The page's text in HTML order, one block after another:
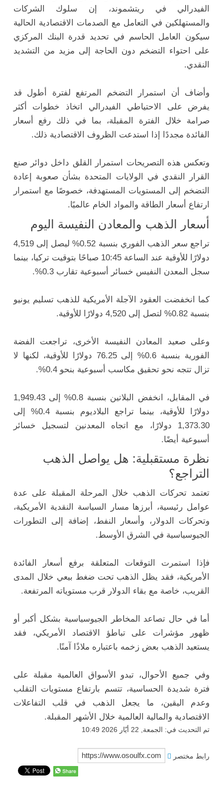
الفيدرالي في ريتشموند، إن سلوك الشركات
والمستهلكين في التعامل مع الصدمات الاقتصادية الحالية
سيكون العامل الحاسم في تحديد قدرة البنك المركزي
على احتواء التضخم دون الحاجة إلى مزيد من التشديد
النقدي.
وأضاف أن استمرار التضخم المرتفع لفترة أطول قد
يفرض على الاحتياطي الفيدرالي اتخاذ خطوات أكثر
صرامة خلال الفترة المقبلة، بما في ذلك رفع أسعار
الفائدة مجددًا إذا استدعت الظروف الاقتصادية ذلك.
وتعكس هذه التصريحات استمرار القلق داخل دوائر صنع
القرار النقدي في الولايات المتحدة بشأن صعوبة إعادة
التضخم إلى المستويات المستهدفة، خصوصًا مع استمرار
ارتفاع أسعار الطاقة والمواد الخام عالميًا.
أسعار الذهب والمعادن النفيسة اليوم
تراجع سعر الذهب الفوري بنسبة 0.52% ليصل إلى 4,519
دولارًا للأوقية عند الساعة 10:45 صباحًا بتوقيت تركيا، بينما
سجل المعدن النفيس خسائر أسبوعية تقارب 0.3%.
كما انخفضت العقود الآجلة الأمريكية للذهب تسليم يونيو
بنسبة 0.82% لتصل إلى 4,520 دولارًا للأوقية.
وعلى صعيد المعادن النفيسة الأخرى، تراجعت الفضة
الفورية بنسبة 0.6% إلى 76.25 دولارًا للأوقية، لكنها لا
تزال تتجه نحو تحقيق مكاسب أسبوعية بنحو 0.4%.
في المقابل، انخفض البلاتين بنسبة 0.8% إلى 1,949.43
دولارًا للأوقية، بينما تراجع البلاديوم بنسبة 0.4% إلى
1,373.30 دولارًا، مع اتجاه المعدنين لتسجيل خسائر
أسبوعية أيضًا.
نظرة مستقبلية: هل يواصل الذهب
التراجع؟
تعتمد تحركات الذهب خلال المرحلة المقبلة على عدة
عوامل رئيسية، أبرزها مسار السياسة النقدية الأمريكية،
وتحركات الدولار، وأسعار النفط، إضافة إلى التطورات
الجيوسياسية في الشرق الأوسط.
فإذا استمرت التوقعات المتعلقة برفع أسعار الفائدة
الأمريكية، فقد يظل الذهب تحت ضغط بيعي خلال المدى
القريب، خاصة مع بقاء الدولار قرب مستوياته المرتفعة.
أما في حال تصاعد المخاطر الجيوسياسية بشكل أكبر أو
ظهور مؤشرات على تباطؤ الاقتصاد الأمريكي، فقد
يستعيد الذهب بعض زخمه باعتباره ملاذًا آمنًا.
وفي جميع الأحوال، تبدو الأسواق العالمية مقبلة على
فترة شديدة الحساسية، تتسم بارتفاع مستويات التقلب
وعدم اليقين، ما يجعل الذهب في قلب التفاعلات
الاقتصادية والمالية العالمية خلال الأشهر المقبلة.
تم التحديث في: الجمعة, 22 أيّار 2026 10:49
رابط مختصر